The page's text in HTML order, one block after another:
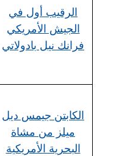
الرقيب أول في
الجيش الأمريكي
فرانك نيل بادولاتي
الكابتن جيمس ديل
ميلز من مشاة
البحرية الأمريكية